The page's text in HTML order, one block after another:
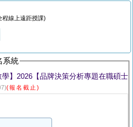
線上遠距授課)
系統
學】2026【品牌決策分析專題在職碩士
(報名截止)